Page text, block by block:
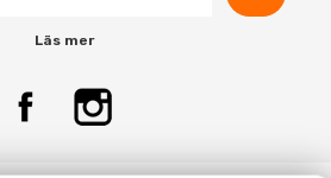
Läs mer